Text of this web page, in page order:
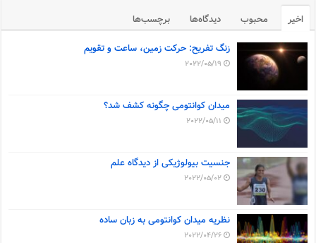
اخیر محبوب دیدگاه‌ها برچسب‌ها
زنگ تفریح: حرکت زمین، ساعت و تقویم
2022/05/19
میدان کوانتومی چگونه کشف شد؟
2022/05/11
جنسیت بیولوژیکی از دیدگاه علم
2022/05/02
نظریه میدان کوانتومی به زبان ساده
2022/04/26